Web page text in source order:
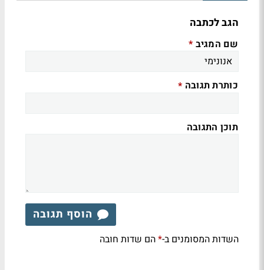
הגב לכתבה
שם המגיב *
כותרת תגובה *
תוכן התגובה
הוסף תגובה
השדות המסומנים ב-*הם שדות חובה